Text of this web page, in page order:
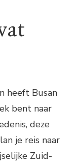
heeft Busan
bent naar
deze
je reis naar
Zuid-